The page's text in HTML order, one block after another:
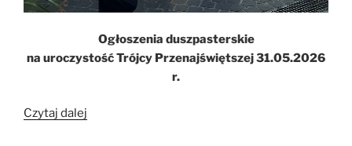
Ogłoszenia duszpasterskie
na uroczystość Trójcy Przenajświętszej 31.05.2026
r.
Czytaj dalej